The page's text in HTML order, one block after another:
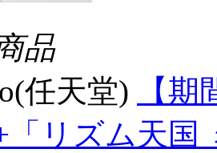
品
任天堂)
【
「リズム天国